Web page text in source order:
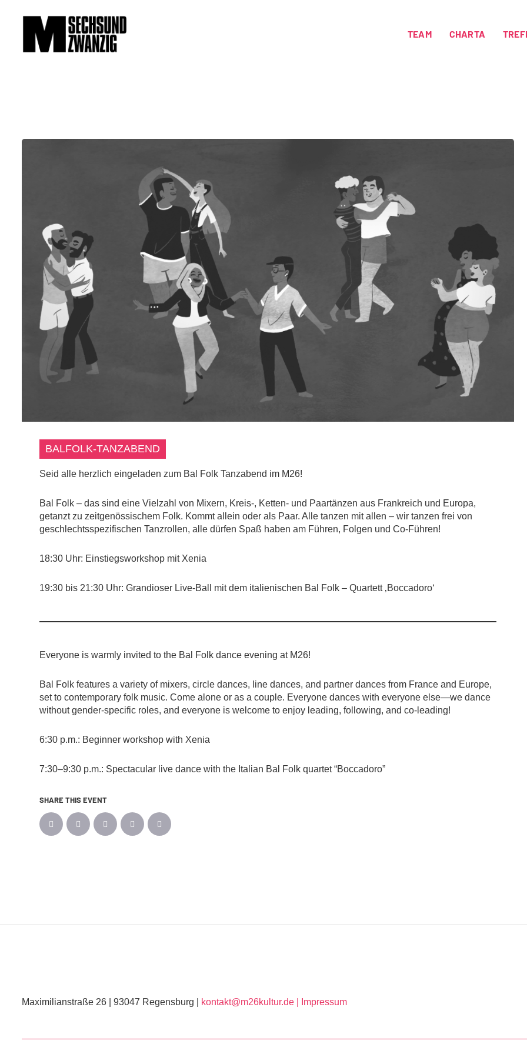
TEAM CHARTA
BALFOLK-TANZABEND
Seid alle herzlich eingeladen zum Bal Folk Tanzabend im M26!
Bal Folk – das sind eine Vielzahl von Mixern, Kreis-, Ketten- und Paartänzen aus Frankreich und Europa,
getanzt zu zeitgenössischem Folk. Kommt allein oder als Paar. Alle tanzen mit allen – wir tanzen frei von
geschlechtsspezifischen Tanzrollen, alle dürfen Spaß haben am Führen, Folgen und Co-Führen!
18:30 Uhr: Einstiegsworkshop mit Xenia
19:30 bis 21:30 Uhr: Grandioser Live-Ball mit dem italienischen Bal Folk – Quartett ‚Boccadoro‘
Everyone is warmly invited to the Bal Folk dance evening at M26!
Bal Folk features a variety of mixers, circle dances, line dances, and partner dances from France and Europe,
set to contemporary folk music. Come alone or as a couple. Everyone dances with everyone else—we dance
without gender-specific roles, and everyone is welcome to enjoy leading, following, and co-leading!
6:30 p.m.: Beginner workshop with Xenia
7:30–9:30 p.m.: Spectacular live dance with the Italian Bal Folk quartet “Boccadoro”
SHARE THIS EVENT
Maximilianstraße 26 | 93047 Regensburg | kontakt@m26kultur.de | Impressum